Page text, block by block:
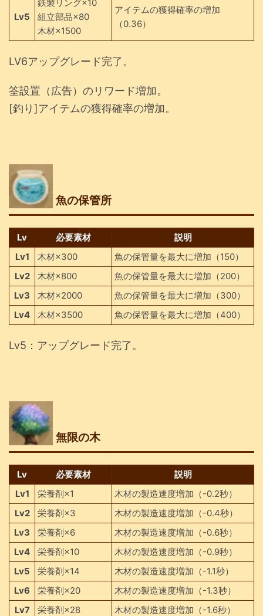
Lv5
鉄製リング×10
組立部品×80
木材×1500
アイテムの獲得確率の増加
（0.36）
LV6アップグレード完了。
筌設置（広告）のリワード増加。
[釣り]アイテムの獲得確率の増加。
魚の保管所
Lv 必要素材
説明
Lv1
木材×300
魚の保管量を最大に増加（150）
Lv2
木材×800
魚の保管量を最大に増加（200）
Lv3
木材×2000
魚の保管量を最大に増加（300）
Lv4
木材×3500 魚の保管量を最大に増加（400）
Lv5：アップグレード完了。
無限の木
Lv 必要素材
説明
Lv1
栄養剤×1
木材の製造速度増加（-0.2秒）
Lv2
栄養剤×3
木材の製造速度増加（-0.4秒）
Lv3
栄養剤×6
木材の製造速度増加（-0.6秒）
Lv4
栄養剤×10
木材の製造速度増加（-0.9秒）
Lv5
栄養剤×14
木材の製造速度増加（-1.1秒）
Lv6
栄養剤×20
木材の製造速度増加（-1.3秒）
Lv7
栄養剤×28
木材の製造速度増加（-1.6秒）